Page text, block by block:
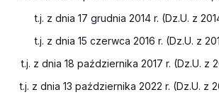
t.j. z dnia 17 grudnia 2014 r. (Dz.U. z
t.j. z dnia 15 czerwca 2016 r. (Dz.U. z
t.j. z dnia 18 października 2017 r. (Dz.U. z
t.j. z dnia 13 października 2022 r. (Dz.U. z